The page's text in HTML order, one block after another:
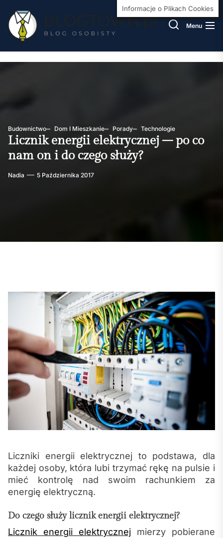
the
content
Menu
Budownictwo Dom I Mieszkanie Porady Technologie
Licznik energii elektrycznej – po co
nam on i do czego służy?
Nadia 5 Października 2017
Liczniki energii elektrycznej to podstawa, dla
każdej osoby, która lubi trzymać rękę na pulsie i
mieć kontrolę nad swoim rachunkiem za
energię elektryczną.
Do czego służy licznik energii elektrycznej?
Licznik energii elektrycznej mierzy pobierane
Informacje o Plikach Cookies